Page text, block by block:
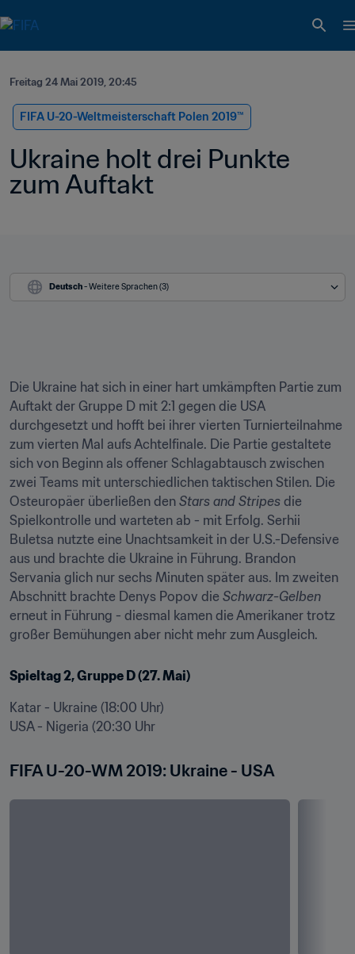
Freitag 24 Mai 2019, 20:45
FIFA U-20-Weltmeisterschaft Polen 2019™
Ukraine holt drei Punkte
zum Auftakt
Deutsch - Weitere Sprachen (3)
Die Ukraine hat sich in einer hart umkämpften Partie zum
Auftakt der Gruppe D mit 2:1 gegen die USA
durchgesetzt und hofft bei ihrer vierten Turnierteilnahme
zum vierten Mal aufs Achtelfinale. Die Partie gestaltete
sich von Beginn als offener Schlagabtausch zwischen
zwei Teams mit unterschiedlichen taktischen Stilen. Die
Osteuropäer überließen den Stars and Stripes die
Spielkontrolle und warteten ab - mit Erfolg. Serhii
Buletsa nutzte eine Unachtsamkeit in der U.S.-Defensive
aus und brachte die Ukraine in Führung. Brandon
Servania glich nur sechs Minuten später aus. Im zweiten
Abschnitt brachte Denys Popov die Schwarz-Gelben
erneut in Führung - diesmal kamen die Amerikaner trotz
großer Bemühungen aber nicht mehr zum Ausgleich.
Spieltag 2, Gruppe D (27. Mai)
Katar - Ukraine (18:00 Uhr)
USA - Nigeria (20:30 Uhr
FIFA U-20-WM 2019: Ukraine - USA